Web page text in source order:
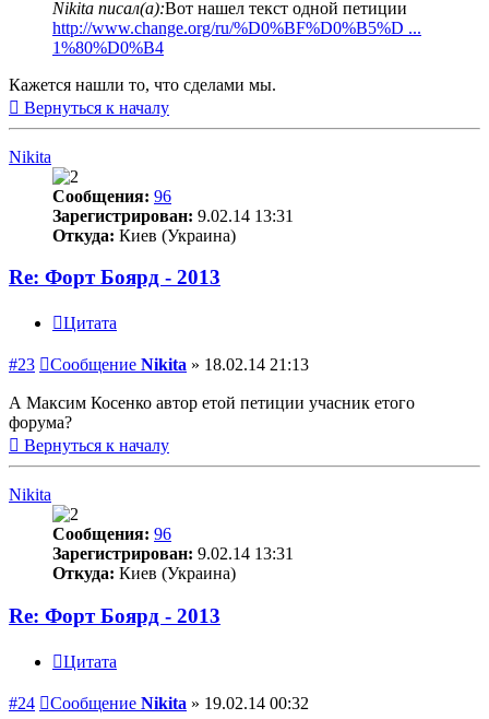
Nikita писал(а):Вот нашел текст одной петиции
http://www.change.org/ru/%D0%BF%D0%B5%D ...
1%80%D0%B4
Кажется нашли то, что сделами мы.
Вернуться к началу
Nikita
Сообщения: 96
Зарегистрирован: 9.02.14 13:31
Откуда: Киев (Украина)
Re: Форт Боярд - 2013
Цитата
#23 Сообщение Nikita » 18.02.14 21:13
А Максим Косенко автор етой петиции учасник етого
форума?
Вернуться к началу
Nikita
Сообщения: 96
Зарегистрирован: 9.02.14 13:31
Откуда: Киев (Украина)
Re: Форт Боярд - 2013
Цитата
#24 Сообщение Nikita » 19.02.14 00:32